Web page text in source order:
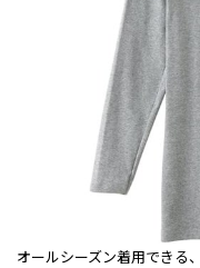
オールシーズン着用できる